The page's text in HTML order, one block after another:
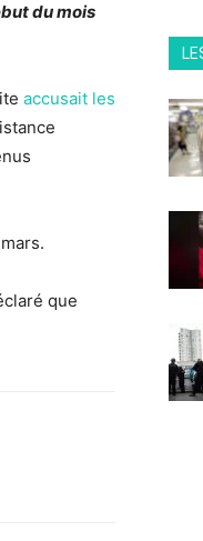
du mois
accusait les
que